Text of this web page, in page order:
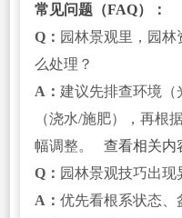
常见问题（FAQ）：
Q： 园林景观里，园
么处理？
A： 建议先排查环境（
（浇水/施肥），再根
幅调整。
查看相关内
Q： 园林景观技巧出现
A： 优先看根系状态、